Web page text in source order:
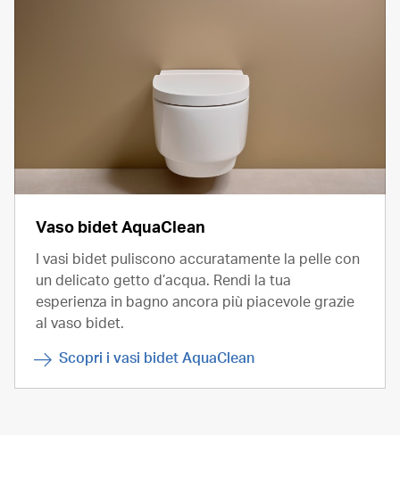
Vaso bidet AquaClean
I vasi bidet puliscono accuratamente la pelle con
un delicato getto d’acqua. Rendi la tua
esperienza in bagno ancora più piacevole grazie
al vaso bidet.
Scopri i vasi bidet AquaClean